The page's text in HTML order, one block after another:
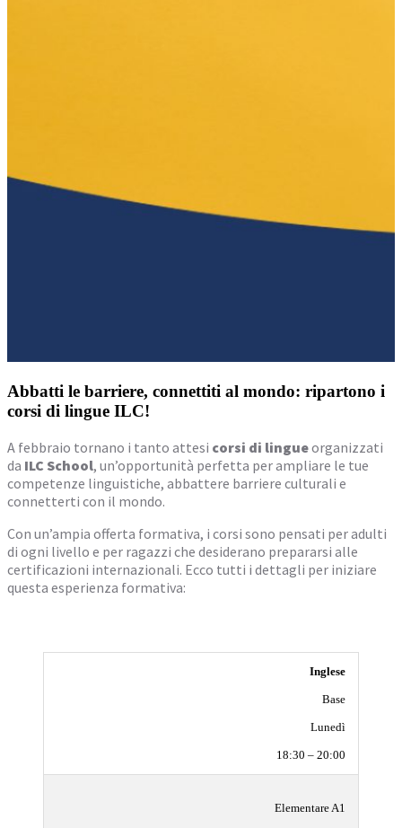
Abbatti le barriere, connettiti al mondo: ripartono i
corsi di lingue ILC!
A febbraio tornano i tanto attesi corsi di lingueorganizzati
da ILC School, un’opportunità perfetta per ampliare le tue
competenze linguistiche, abbattere barriere culturali e
connetterti con il mondo.
Con un’ampia offerta formativa, i corsi sono pensati per adulti
di ogni livello e per ragazzi che desiderano prepararsi alle
certificazioni internazionali. Ecco tutti i dettagli per iniziare
questa esperienza formativa:
Inglese
Base
Lunedì
18:30 – 20:00
Elementare A1